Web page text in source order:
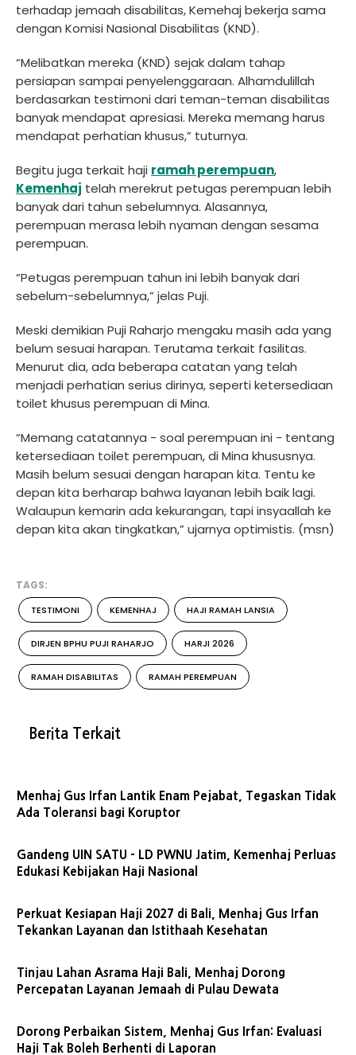
terhadap jemaah disabilitas, Kemehaj bekerja sama
dengan Komisi Nasional Disabilitas (KND).
“Melibatkan mereka (KND) sejak dalam tahap
persiapan sampai penyelenggaraan. Alhamdulillah
berdasarkan testimoni dari teman-teman disabilitas
banyak mendapat apresiasi. Mereka memang harus
mendapat perhatian khusus,” tuturnya.
Begitu juga terkait haji ramah perempuan,
Kemenhaj telah merekrut petugas perempuan lebih
banyak dari tahun sebelumnya. Alasannya,
perempuan merasa lebih nyaman dengan sesama
perempuan.
“Petugas perempuan tahun ini lebih banyak dari
sebelum-sebelumnya,” jelas Puji.
Meski demikian Puji Raharjo mengaku masih ada yang
belum sesuai harapan. Terutama terkait fasilitas.
Menurut dia, ada beberapa catatan yang telah
menjadi perhatian serius dirinya, seperti ketersediaan
toilet khusus perempuan di Mina.
“Memang catatannya - soal perempuan ini - tentang
ketersediaan toilet perempuan, di Mina khususnya.
Masih belum sesuai dengan harapan kita. Tentu ke
depan kita berharap bahwa layanan lebih baik lagi.
Walaupun kemarin ada kekurangan, tapi insyaallah ke
depan kita akan tingkatkan,” ujarnya optimistis. (msn)
TAGS:
TESTIMONI KEMENHAJ HAJI RAMAH LANSIA
DIRJEN BPHU PUJI RAHARJO HARJI 2026
RAMAH DISABILITAS RAMAH PEREMPUAN
Berita Terkait
Menhaj Gus Irfan Lantik Enam Pejabat, Tegaskan Tidak
Ada Toleransi bagi Koruptor
Gandeng UIN SATU - LD PWNU Jatim, Kemenhaj Perluas
Edukasi Kebijakan Haji Nasional
Perkuat Kesiapan Haji 2027 di Bali, Menhaj Gus Irfan
Tekankan Layanan dan Istithaah Kesehatan
Tinjau Lahan Asrama Haji Bali, Menhaj Dorong
Percepatan Layanan Jemaah di Pulau Dewata
Dorong Perbaikan Sistem, Menhaj Gus Irfan: Evaluasi
Haji Tak Boleh Berhenti di Laporan